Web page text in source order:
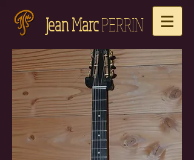
Jean MarcPERRIN